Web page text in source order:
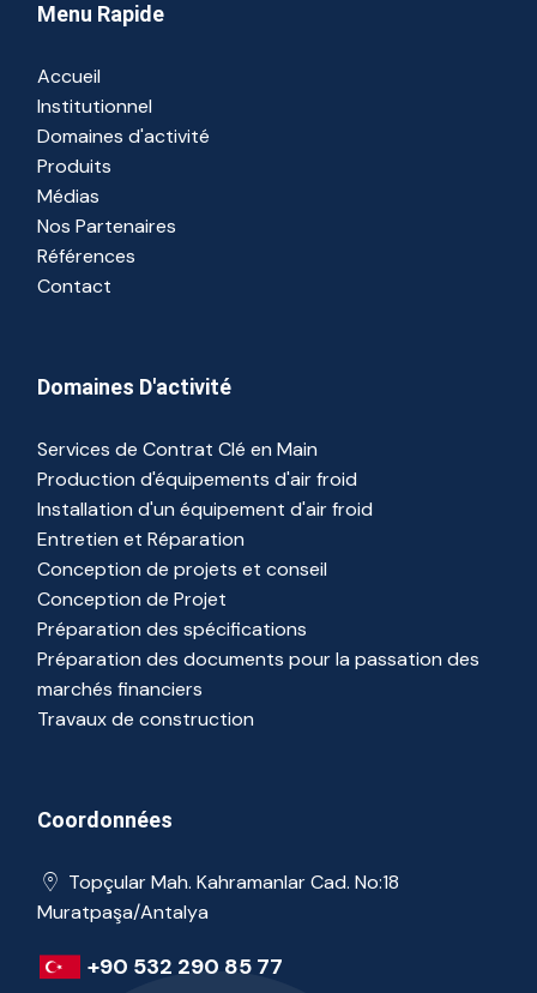
Menu Rapide
Accueil
Institutionnel
Domaines d'activité
Produits
Médias
Nos Partenaires
Références
Contact
Domaines D'activité
Services de Contrat Clé en Main
Production d'équipements d'air froid
Installation d'un équipement d'air froid
Entretien et Réparation
Conception de projets et conseil
Conception de Projet
Préparation des spécifications
Préparation des documents pour la passation des
marchés financiers
Travaux de construction
Coordonnées
Topçular Mah. Kahramanlar Cad. No:18
Muratpaşa/Antalya
+90 532 290 85 77